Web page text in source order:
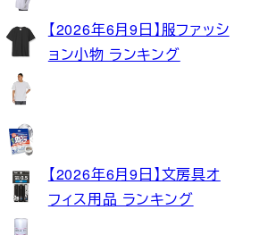
【2026年6月9日】服ファッシ
ョン小物 ランキング
【2026年6月9日】文房具オ
フィス用品 ランキング